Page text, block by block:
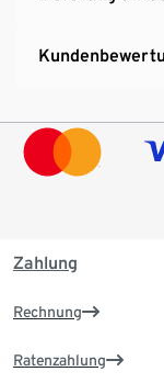
Zahlung
Rechnung
Ratenzahlung